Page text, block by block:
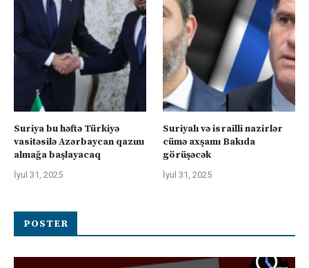
Suriya bu həftə Türkiyə
vasitəsilə Azərbaycan qazını
almağa başlayacaq
İyul 31, 2025
Suriyalı və israilli nazirlər
cümə axşamı Bakıda
görüşəcək
İyul 31, 2025
POSTER